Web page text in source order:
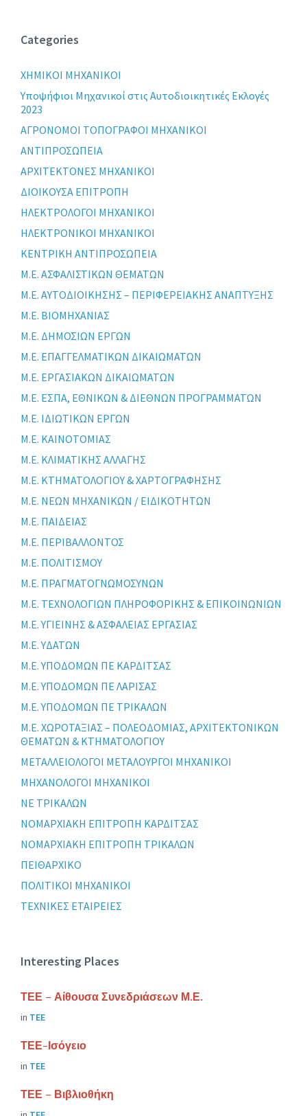
Categories
XHMIKOI MHXANIKOI
Yποψήφιοι Μηχανικοί στις Αυτοδιοικητικές Εκλογές
2023
ΑΓΡΟΝΟΜΟΙ ΤΟΠΟΓΡΑΦΟΙ ΜΗΧΑΝΙΚΟΙ
ΑΝΤΙΠΡΟΣΩΠΕΙΑ
ΑΡΧΙΤΕΚΤΟΝΕΣ ΜΗΧΑΝΙΚΟΙ
ΔΙΟΙΚΟΥΣΑ ΕΠΙΤΡΟΠΗ
ΗΛΕΚΤΡΟΛΟΓΟΙ ΜΗΧΑΝΙΚΟΙ
ΗΛΕΚΤΡΟΝΙΚΟΙ ΜΗΧΑΝΙΚΟΙ
ΚΕΝΤΡΙΚΗ ΑΝΤΙΠΡΟΣΩΠΕΙΑ
Μ.Ε. ΑΣΦΑΛΙΣΤΙΚΩΝ ΘΕΜΑΤΩΝ
Μ.Ε. ΑΥΤΟΔΙΟΙΚΗΣΗΣ – ΠΕΡΙΦΕΡΕΙΑΚΗΣ ΑΝΑΠΤΥΞΗΣ
Μ.Ε. ΒΙΟΜΗΧΑΝΙΑΣ
Μ.Ε. ΔΗΜΟΣΙΩΝ ΕΡΓΩΝ
Μ.Ε. ΕΠΑΓΓΕΛΜΑΤΙΚΩΝ ΔΙΚΑΙΩΜΑΤΩΝ
Μ.Ε. ΕΡΓΑΣΙΑΚΩΝ ΔΙΚΑΙΩΜΑΤΩΝ
Μ.Ε. ΕΣΠΑ, ΕΘΝΙΚΩΝ & ΔΙΕΘΝΩΝ ΠΡΟΓΡΑΜΜΑΤΩΝ
Μ.Ε. ΙΔΙΩΤΙΚΩΝ ΕΡΓΩΝ
Μ.Ε. ΚΑΙΝΟΤΟΜΙΑΣ
Μ.Ε. ΚΛΙΜΑΤΙΚΗΣ ΑΛΛΑΓΗΣ
Μ.Ε. ΚΤΗΜΑΤΟΛΟΓΙΟΥ & ΧΑΡΤΟΓΡΑΦΗΣΗΣ
Μ.Ε. ΝΕΩΝ ΜΗΧΑΝΙΚΩΝ / ΕΙΔΙΚΟΤΗΤΩΝ
Μ.Ε. ΠΑΙΔΕΙΑΣ
Μ.Ε. ΠΕΡΙΒΑΛΛΟΝΤΟΣ
Μ.Ε. ΠΟΛΙΤΙΣΜΟΥ
Μ.Ε. ΠΡΑΓΜΑΤΟΓΝΩΜΟΣΥΝΩΝ
Μ.Ε. ΤΕΧΝΟΛΟΓΙΩΝ ΠΛΗΡΟΦΟΡΙΚΗΣ & ΕΠΙΚΟΙΝΩΝΙΩΝ
Μ.Ε. ΥΓΙΕΙΝΗΣ & ΑΣΦΑΛΕΙΑΣ ΕΡΓΑΣΙΑΣ
Μ.Ε. ΥΔΑΤΩΝ
Μ.Ε. ΥΠΟΔΟΜΩΝ ΠΕ ΚΑΡΔΙΤΣΑΣ
Μ.Ε. ΥΠΟΔΟΜΩΝ ΠΕ ΛΑΡΙΣΑΣ
Μ.Ε. ΥΠΟΔΟΜΩΝ ΠΕ ΤΡΙΚΑΛΩΝ
Μ.Ε. ΧΩΡΟΤΑΞΙΑΣ – ΠΟΛΕΟΔΟΜΙΑΣ, ΑΡΧΙΤΕΚΤΟΝΙΚΩΝ
ΘΕΜΑΤΩΝ & ΚΤΗΜΑΤΟΛΟΓΙΟΥ
ΜΕΤΑΛΛΕΙΟΛΟΓΟΙ ΜΕΤΑΛΟΥΡΓΟΙ ΜΗΧΑΝΙΚΟΙ
ΜΗΧΑΝΟΛΟΓΟΙ ΜΗΧΑΝΙΚΟΙ
ΝΕ ΤΡΙΚΑΛΩΝ
ΝΟΜΑΡΧΙΑΚΗ ΕΠΙΤΡΟΠΗ ΚΑΡΔΙΤΣΑΣ
ΝΟΜΑΡΧΙΑΚΗ ΕΠΙΤΡΟΠΗ ΤΡΙΚΑΛΩΝ
ΠΕΙΘΑΡΧΙΚΟ
ΠΟΛΙΤΙΚΟΙ ΜΗΧΑΝΙΚΟΙ
ΤΕΧΝΙΚΕΣ ΕΤΑΙΡΕΙΕΣ
Interesting Places
ΤΕΕ – Αίθουσα Συνεδριάσεων Μ.Ε.
in ΤΕΕ
ΤΕΕ-Ισόγειο
in ΤΕΕ
ΤΕΕ – Βιβλιοθήκη